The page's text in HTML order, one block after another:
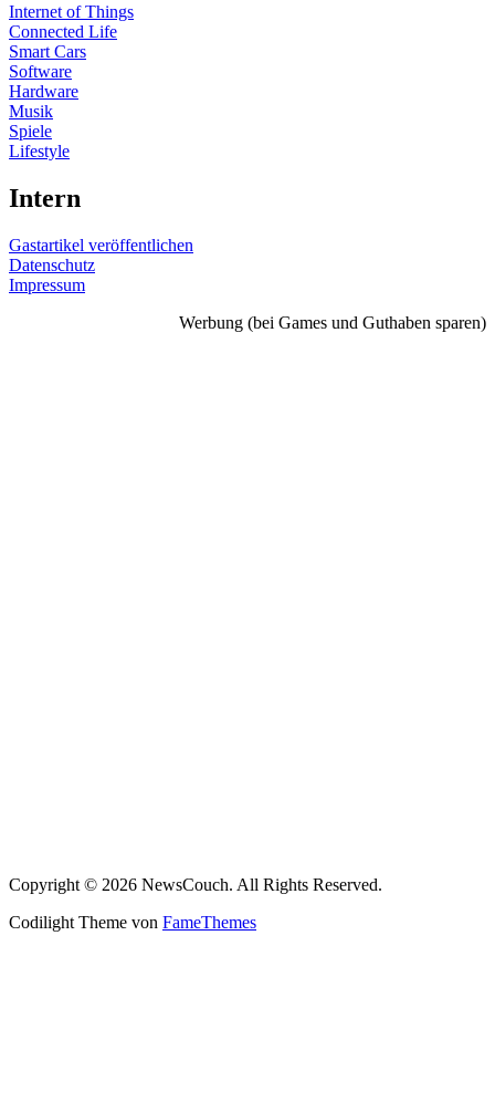
Internet of Things
Connected Life
Smart Cars
Software
Hardware
Musik
Spiele
Lifestyle
Intern
Gastartikel veröffentlichen
Datenschutz
Impressum
Werbung (bei Games und Guthaben sparen)
Copyright © 2026 NewsCouch. All Rights Reserved.
Codilight Theme von FameThemes